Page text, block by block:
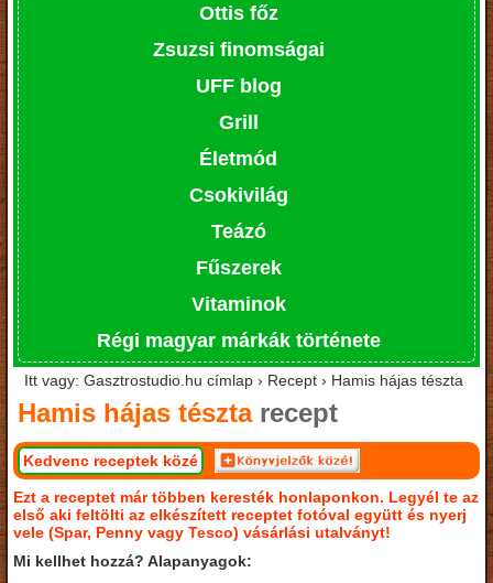
Ottis főz
Zsuzsi finomságai
UFF blog
Grill
Életmód
Csokivilág
Teázó
Fűszerek
Vitaminok
Régi magyar márkák története
Itt vagy: Gasztrostudio.hu címlap › Recept › Hamis hájas tészta
Hamis hájas tésztarecept
Kedvenc receptek közé
Ezt a receptet már többen keresték honlaponkon. Legyél te az
első aki feltölti az elkészített receptet fotóval együtt és nyerj
vele (Spar, Penny vagy Tesco) vásárlási utalványt!
Mi kellhet hozzá? Alapanyagok: